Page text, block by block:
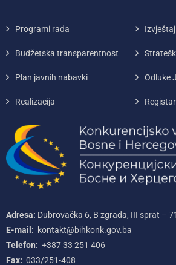
Programi rada
Budžetska transparentnost
Plan javnih nabavki Odluke
Realizacija
Adresa: Dubrovačka 6, B zgrada, III sprat –
E-mail: kontakt@bihkonk.gov.ba
Telefon: +387‌ 33‌ 251‌ 406
Fax: 033/251-408